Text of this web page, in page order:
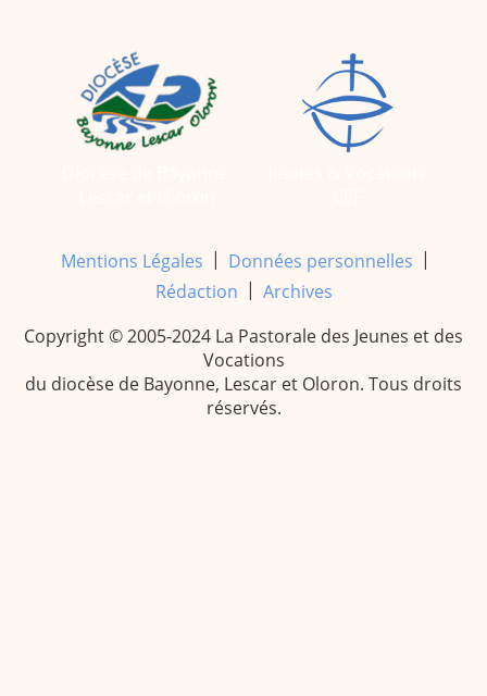
Mentions Légales | Données personnelles |
Rédaction | Archives
Copyright © 2005-2024 La Pastorale des Jeunes et des
Vocations
du diocèse de Bayonne, Lescar et Oloron. Tous droits
réservés.